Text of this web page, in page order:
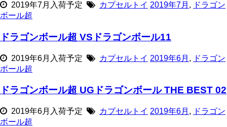
2019年7月入荷予定 カプセルトイ 2019年7月 , ドラゴン
ボール超
ドラゴンボール超 VSドラゴンボール11
2019年6月入荷予定 カプセルトイ 2019年6月 , ドラゴン
ボール超
ドラゴンボール超 UGドラゴンボール THE BEST 02
2019年6月入荷予定 カプセルトイ 2019年6月 , ドラゴン
ボール超